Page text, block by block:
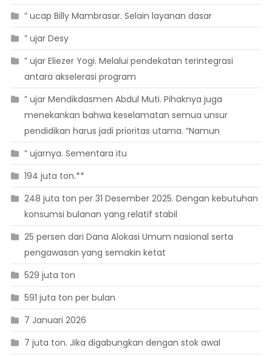
” ucap Billy Mambrasar. Selain layanan dasar
” ujar Desy
” ujar Eliezer Yogi. Melalui pendekatan terintegrasi
antara akselerasi program
” ujar Mendikdasmen Abdul Muti. Pihaknya juga
menekankan bahwa keselamatan semua unsur
pendidikan harus jadi prioritas utama. “Namun
” ujarnya. Sementara itu
194 juta ton.**
248 juta ton per 31 Desember 2025. Dengan kebutuhan
konsumsi bulanan yang relatif stabil
25 persen dari Dana Alokasi Umum nasional serta
pengawasan yang semakin ketat
529 juta ton
591 juta ton per bulan
7 Januari 2026
7 juta ton. Jika digabungkan dengan stok awal